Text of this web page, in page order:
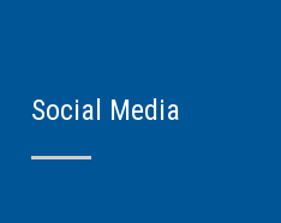
Social Media